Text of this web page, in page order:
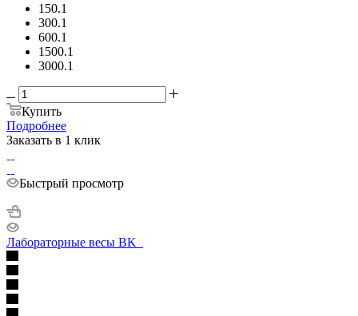
150.1
300.1
600.1
1500.1
3000.1
Купить
Подробнее
Заказать в 1 клик
Быстрый просмотр
Лабораторные весы BK_